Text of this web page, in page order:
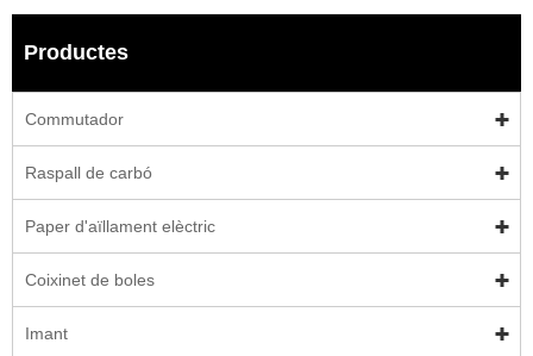
Productes
Commutador
Raspall de carbó
Paper d'aïllament elèctric
Coixinet de boles
Imant